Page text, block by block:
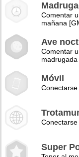
Comentar
mañana
Ave
Comentar
Móvil
Super